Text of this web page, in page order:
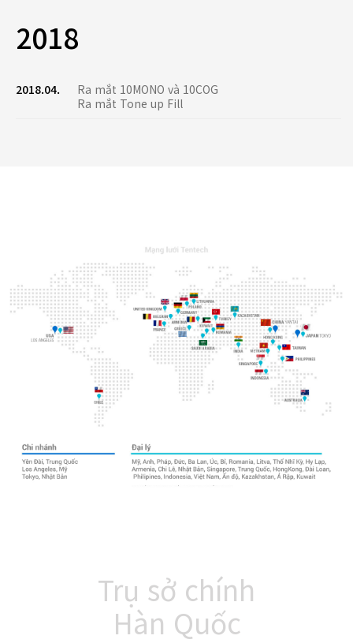
2018
2018.04.
Ra mắt 10MONO và 10COG
Ra mắt Tone up Fill
Trụ sở chính
Hàn Quốc